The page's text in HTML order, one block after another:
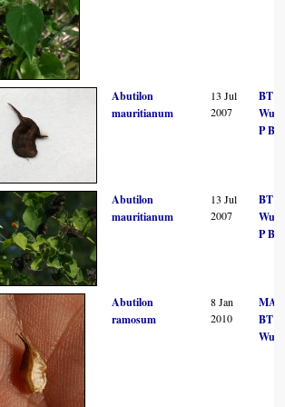
Abutilon
mauritianum
13 Jul
2007
BT
P
Abutilon
mauritianum
13 Jul
2007
BT
P
Abutilon
ramosum
8 Jan
2010
MA
BT